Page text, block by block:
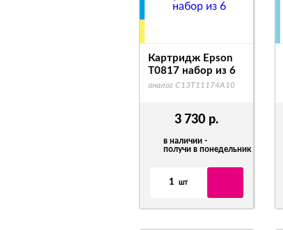
3 730 р.
в наличии -
получи в понедельник
1 шт
Картридж Epson
T0817 набор из 6
аналог C13T11174A10